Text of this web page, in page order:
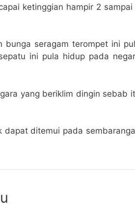
ketinggian hampir 2 sampai
bunga seragam terompet ini
ini pula hidup pada
yang beriklim dingin sebab
dapat ditemui pada